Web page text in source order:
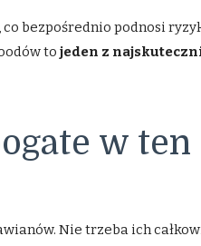
bezpośrednio podnosi
to jeden z
w ten
Nie trzeba ich